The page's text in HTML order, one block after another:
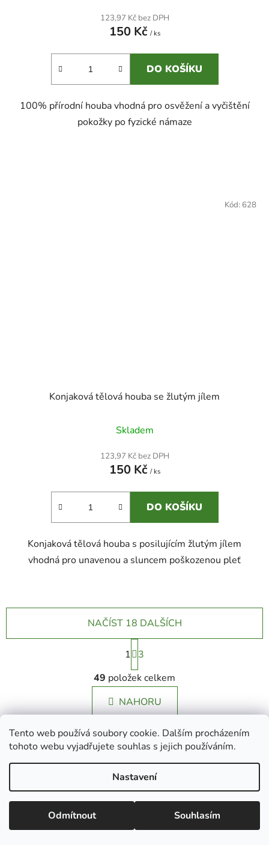
Tento web používá soubory cookie. Dalším procházením
tohoto webu vyjadřujete souhlas s jejich používáním.
Nastavení
Odmítnout Souhlasím
123,97 Kč bez DPH
150 Kč / ks
DO KOŠÍKU
100% přírodní houba vhodná pro osvěžení a vyčištění
pokožky po fyzické námaze
Konjaková tělová houba se žlutým jílem
Skladem
123,97 Kč bez DPH
150 Kč / ks
DO KOŠÍKU
Konjaková tělová houba s posilujícím žlutým jílem
vhodná pro unavenou a sluncem poškozenou pleť
Kód: 628
O
v
l
á
a
c
í
p
r
v
y
NAČÍST 18 DALŠÍCH
S
t
r
á
n
k
o
á
n
1
3
49 položek celkem
NAHORU
Ecolove.cz Obchodní podmínky Kontakty
Vytvořil Shoptet
Copyright 2026Eco Love
. Všechna práva vyhrazena.